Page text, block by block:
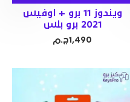
ويندوز 11 برو + اوفيس
2021 برو بلس
1,490ج.م